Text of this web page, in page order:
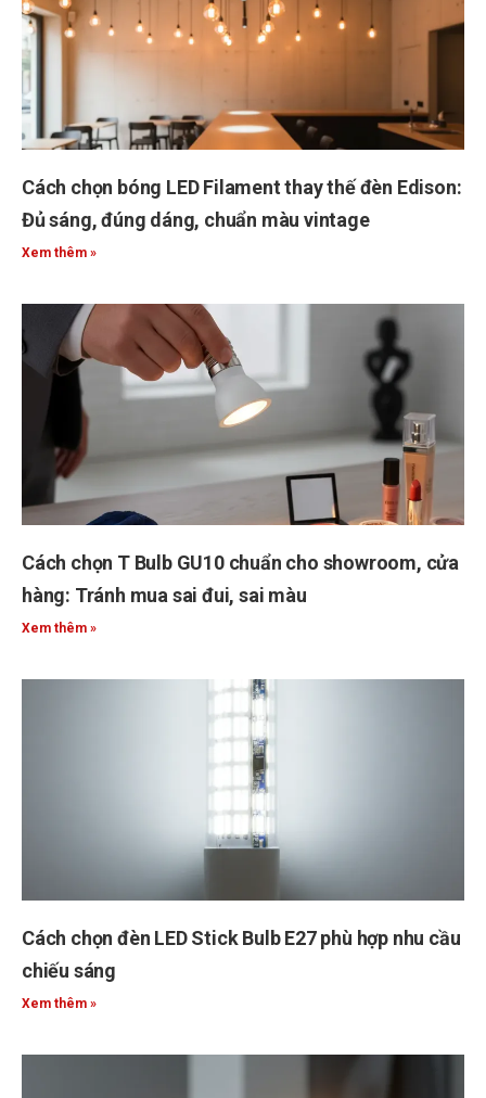
Cách chọn bóng LED Filament thay thế đèn Edison:
Đủ sáng, đúng dáng, chuẩn màu vintage
Xem thêm »
Cách chọn T Bulb GU10 chuẩn cho showroom, cửa
hàng: Tránh mua sai đui, sai màu
Xem thêm »
Cách chọn đèn LED Stick Bulb E27 phù hợp nhu cầu
chiếu sáng
Xem thêm »